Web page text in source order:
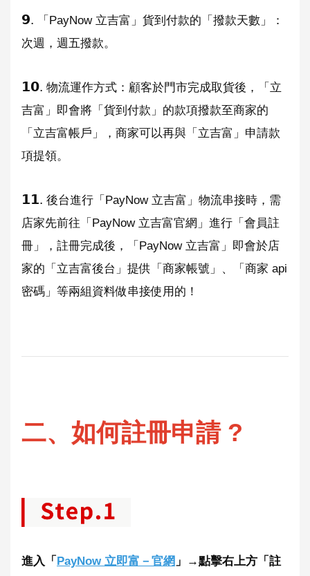
𝟵. 「PayNow 立吉富」貨到付款的「撥款天數」：
次週，週五撥款。
𝟭𝟬. 物流運作方式：顧客於門市完成取貨後，「立
吉富」即會將「貨到付款」的款項撥款至商家的
「立吉富帳戶」，商家可以再與「立吉富」申請款
項提領。
𝟭𝟭. 後台進行「PayNow 立吉富」物流串接時，需
店家先前往「PayNow 立吉富官網」進行「會員註
冊」，註冊完成後，「PayNow 立吉富」即會於店
家的「立吉富後台」提供「商家帳號」、「商家 api
密碼」等兩組資料做串接使用的！
二、如何註冊申請 ?
進入「PayNow 立即富－官網 」→點擊右上方「註